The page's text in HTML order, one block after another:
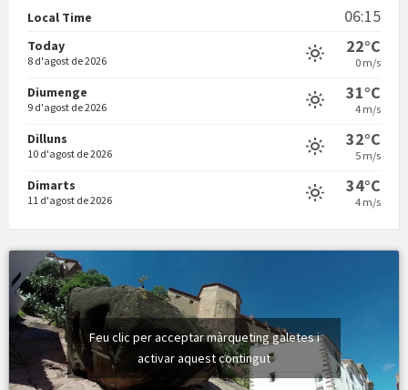
Vermuts a la Font. Hit parit
Local Time 06:15
Today
8 d'agost de 2026
22°C
0 m/s
Diumenge
9 d'agost de 2026
31°C
4 m/s
Dilluns
10 d'agost de 2026
32°C
5 m/s
Dimarts
11 d'agost de 2026
34°C
4 m/s
Feu clic per acceptar màrqueting galetes i
activar aquest contingut